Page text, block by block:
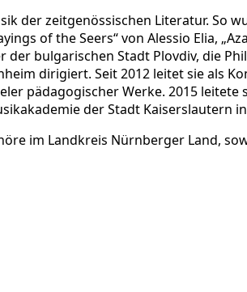
der zeitgenössischen Literatur. So
of the Seers“ von Alessio Elia,
bulgarischen Stadt Plovdiv, die
dirigiert. Seit 2012 leitet sie als
pädagogischer Werke. 2015
der Stadt Kaiserslautern
im Landkreis Nürnberger Land,